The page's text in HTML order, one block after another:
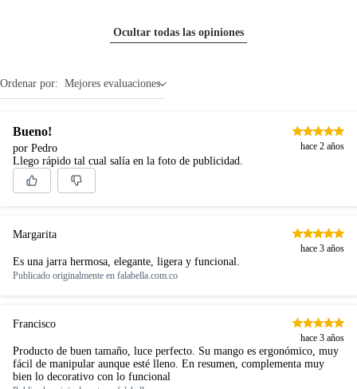
Ocultar todas las opiniones
Ordenar por: Mejores evaluaciones
Bueno!
por Pedro hace 2 años
Llego rápido tal cual salía en la foto de publicidad.
Margarita
hace 3 años
Es una jarra hermosa, elegante, ligera y funcional.
Publicado originalmente en falabella.com.co
Francisco
hace 3 años
Producto de buen tamaño, luce perfecto. Su mango es ergonómico, muy
fácil de manipular aunque esté lleno. En resumen, complementa muy
bien lo decorativo con lo funcional